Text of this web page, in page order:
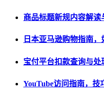
商品标题新规内容解读
日本亚马逊购物指南
宝付平台扣款查询与处
YouTube访问指南，技